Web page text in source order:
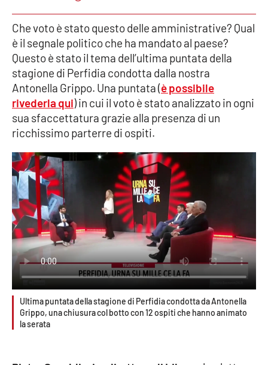
VIDEO
Ambiente
Cronaca
Cultura
Economia e Lavoro
Politica
Sanità
Società
Sport
Che voto è stato questo delle amministrative? Qual
è il segnale politico che ha mandato al paese?
Questo è stato il tema dell’ultima puntata della
stagione di Perfidia condotta dalla nostra
Antonella Grippo. Una puntata (è possibile
rivederla qui) in cui il voto è stato analizzato in ogni
sua sfaccettatura grazie alla presenza di un
ricchissimo parterre di ospiti.
Ultima puntata della stagione di Perfidia condotta da Antonella
Grippo, una chiusura col botto con 12 ospiti che hanno animato
la serata